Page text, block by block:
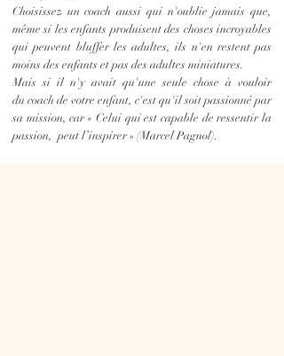
Choisissez un coach aussi qui n'oublie jamais que,
même si les enfants produisent des choses incroyables
qui peuvent bluffer les adultes, ils n'en restent pas
moins des enfants et pas des adultes miniatures.
Mais si il n'y avait qu'une seule chose à vouloir
du coach de votre enfant, c'estqu'il soitpassionnépar
sa mission, car « Celui qui est capable de ressentir la
passion, peut l’inspirer » (MarcelPagnol).